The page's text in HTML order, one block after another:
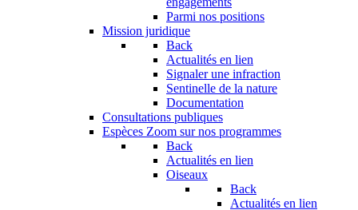
Parmi nos positions
Mission juridique
Back
Actualités en lien
Signaler une infraction
Sentinelle de la nature
Documentation
Consultations publiques
Espèces Zoom sur nos programmes
Back
Actualités en lien
Oiseaux
Back
Actualités en lien